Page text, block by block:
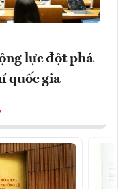
lực đột phá
quốc gia